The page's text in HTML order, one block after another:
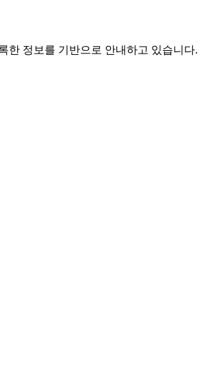
한 정보를 기반으로 안내하고 있습니다.